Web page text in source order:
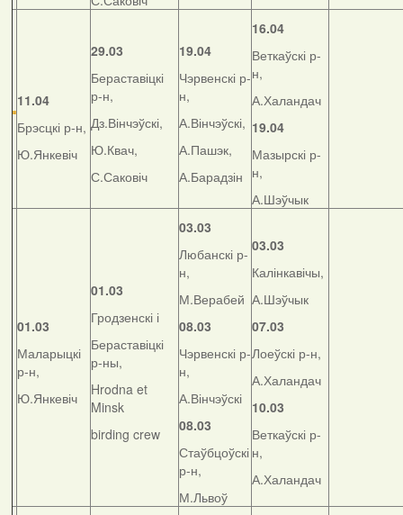
11.04
Брэсцкі р-н,
Ю.Янкевіч
29.03
Бераставіцкі
р-н,
Дз.Вінчэўскі,
Ю.Квач,
С.Саковіч
19.04
Чэрвенскі р-
н,
А.Вінчэўскі,
А.Пашэк,
А.Барадзін
16.04
Веткаўскі р-
н,
А.Халандач
19.04
Мазырскі р-
н,
А.Шэўчык
01.03
Маларыцкі
р-н,
Ю.Янкевіч
01.03
Гродзенскі і
Бераставіцкі
р-ны,
Hrodna et
Minsk
birding crew
03.03
Любанскі р-
н,
М.Верабей
08.03
Чэрвенскі р-
н,
А.Вінчэўскі
08.03
Стаўбцоўскі
р-н,
М.Львоў
03.03
Калінкавічы,
А.Шэўчык
07.03
Лоеўскі р-н,
А.Халандач
10.03
Веткаўскі р-
н,
А.Халандач